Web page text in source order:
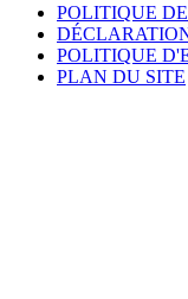
POLITIQUE
POLITIQUE
PLAN DU SITE